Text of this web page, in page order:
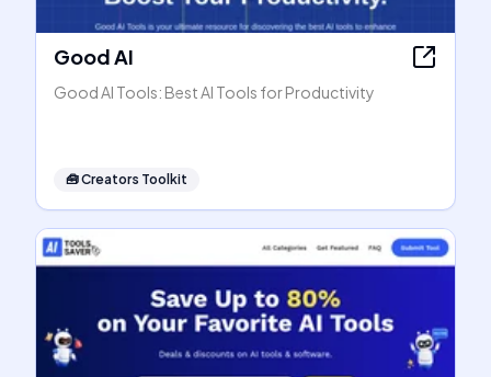
Good AI
Good AI Tools: Best AI Tools for Productivity
🧰Creators Toolkit